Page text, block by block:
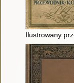
Ilustrowany